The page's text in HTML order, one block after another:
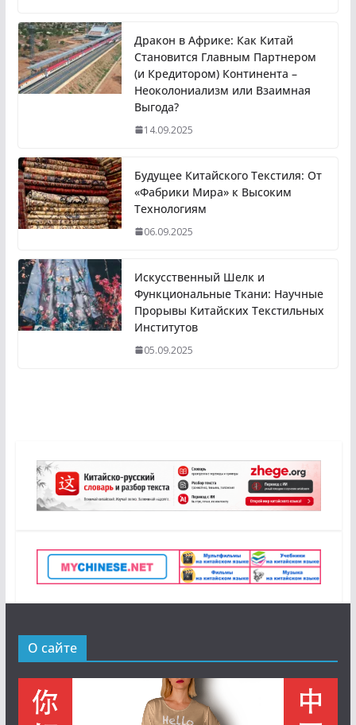
Дракон в Африке: Как Китай
Становится Главным Партнером
(и Кредитором) Континента –
Неоколониализм или Взаимная
Выгода?
14.09.2025
Будущее Китайского Текстиля: От
«Фабрики Мира» к Высоким
Технологиям
06.09.2025
Искусственный Шелк и
Функциональные Ткани: Научные
Прорывы Китайских Текстильных
Институтов
05.09.2025
О сайте